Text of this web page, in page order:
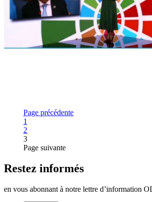
Page précédente
Page
1
Page
2
3
Page suivante
Restez informés
en vous abonnant à notre lettre d’information